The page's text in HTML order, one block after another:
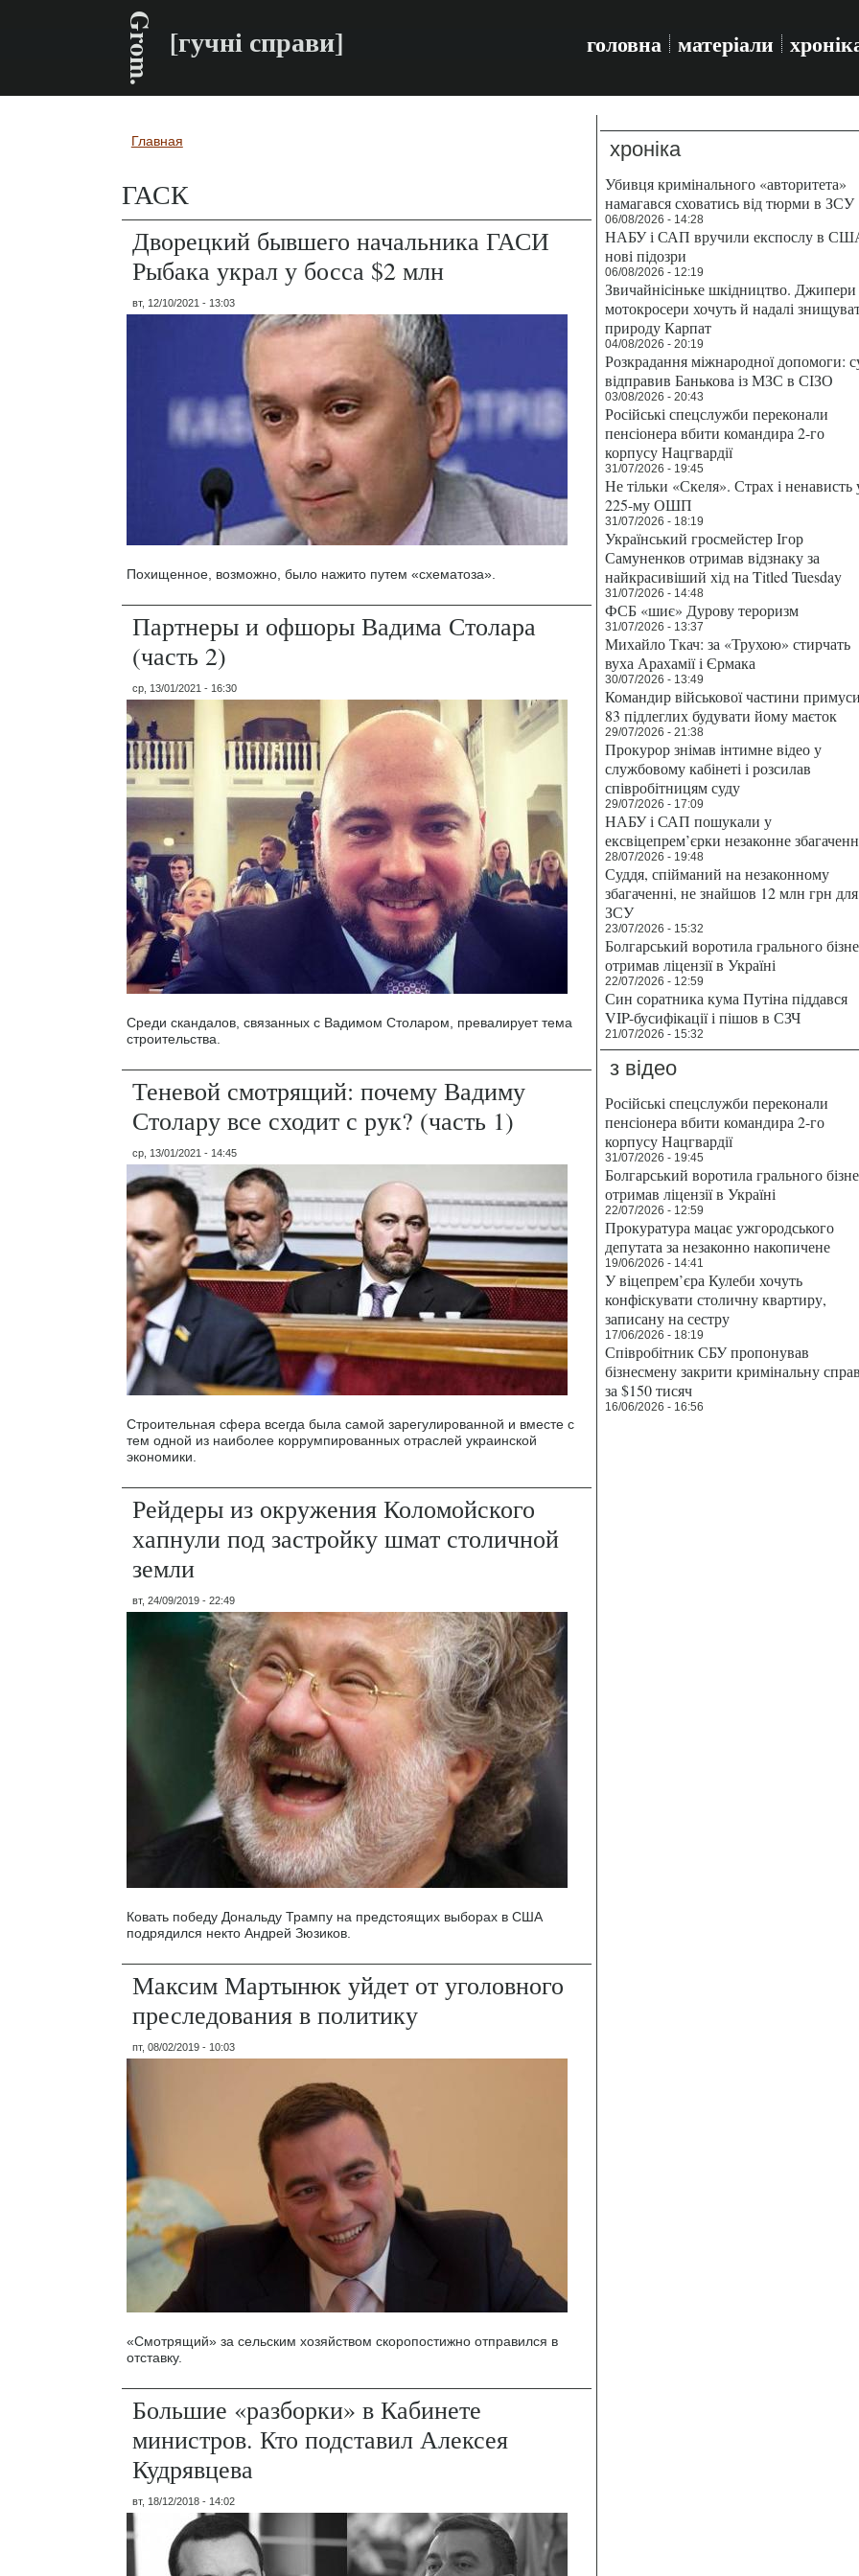
Grom. [гучні справи] головна матеріали
Вы здесь
Главная
ГАСК
Дворецкий бывшего начальника ГАСИ
Рыбака украл у босса $2 млн
вт, 12/10/2021 - 13:03
Похищенное, возможно, было нажито путем «схематоза».
Партнеры и офшоры Вадима Столара
(часть 2)
ср, 13/01/2021 - 16:30
Среди скандалов, связанных с Вадимом Столаром, превалирует тема
строительства.
Теневой смотрящий: почему Вадиму
Столару все сходит с рук? (часть 1)
ср, 13/01/2021 - 14:45
Строительная сфера всегда была самой зарегулированной и вместе с
тем одной из наиболее коррумпированных отраслей украинской
экономики.
Рейдеры из окружения Коломойского
хапнули под застройку шмат столичной
земли
вт, 24/09/2019 - 22:49
Ковать победу Дональду Трампу на предстоящих выборах в США
подрядился некто Андрей Зюзиков.
Максим Мартынюк уйдет от уголовного
преследования в политику
пт, 08/02/2019 - 10:03
«Смотрящий» за сельским хозяйством скоропостижно отправился в
отставку.
Большие «разборки» в Кабинете
министров. Кто подставил Алексея
Кудрявцева
вт, 18/12/2018 - 14:02
хроніка
Убивця кримінального «авторитета»
намагався сховатись від тюрми в ЗСУ
06/08/2026 - 14:28
НАБУ і САП вручили експослу в
нові підозри
06/08/2026 - 12:19
Звичайнісіньке шкідництво. Джипери
мотокросери хочуть й надалі
природу Карпат
04/08/2026 - 20:19
Розкрадання міжнародної допомоги:
відправив Банькова із МЗС в СІЗО
03/08/2026 - 20:43
Російські спецслужби переконали
пенсіонера вбити командира 2-го
корпусу Нацгвардії
31/07/2026 - 19:45
Не тільки «Скеля». Страх і ненависть
225-му ОШП
31/07/2026 - 18:19
Український гросмейстер Ігор
Самуненков отримав відзнаку за
найкрасивіший хід на Titled Tuesday
31/07/2026 - 14:48
ФСБ «шиє» Дурову тероризм
31/07/2026 - 13:37
Михайло Ткач: за «Трухою» стирчать
вуха Арахамії і Єрмака
30/07/2026 - 13:49
Командир військової частини
83 підлеглих будувати йому маєток
29/07/2026 - 21:38
Прокурор знімав інтимне відео у
службовому кабінеті і розсилав
співробітницям суду
29/07/2026 - 17:09
НАБУ і САП пошукали у
ексвіцепрем’єрки незаконне
28/07/2026 - 19:48
Суддя, спійманий на незаконному
збагаченні, не знайшов 12 млн грн для
ЗСУ
23/07/2026 - 15:32
Болгарський воротила грального
отримав ліцензії в Україні
22/07/2026 - 12:59
Син соратника кума Путіна піддався
VIP-бусифікації і пішов в СЗЧ
21/07/2026 - 15:32
з відео
Російські спецслужби переконали
пенсіонера вбити командира 2-го
корпусу Нацгвардії
31/07/2026 - 19:45
Болгарський воротила грального
отримав ліцензії в Україні
22/07/2026 - 12:59
Прокуратура мацає ужгородського
депутата за незаконно накопичене
19/06/2026 - 14:41
У віцепрем’єра Кулеби хочуть
конфіскувати столичну квартиру,
записану на сестру
17/06/2026 - 18:19
Співробітник СБУ пропонував
бізнесмену закрити кримінальну
за $150 тисяч
16/06/2026 - 16:56